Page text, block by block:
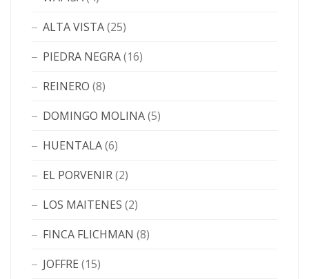
ALTA VISTA(25)
PIEDRA NEGRA(16)
REINERO (8)
DOMINGO MOLINA(5)
HUENTALA(6)
EL PORVENIR(2)
LOS MAITENES (2)
FINCA FLICHMAN (8)
JOFFRE (15)